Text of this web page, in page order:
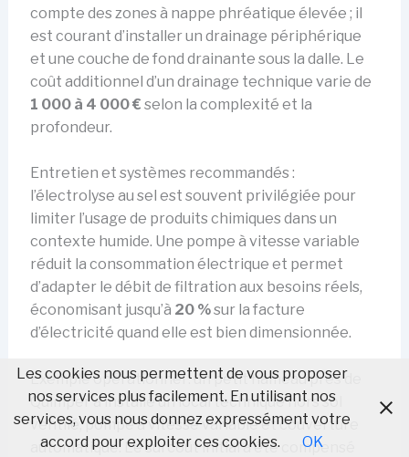
compte des zones à nappe phréatique élevée ; il
est courant d’installer un drainage périphérique
et une couche de fond drainante sous la dalle. Le
coût additionnel d’un drainage technique varie de
1 000 à 4 000 € selon la complexité et la
profondeur.
Entretien et systèmes recommandés :
l’électrolyse au sel est souvent privilégiée pour
limiter l’usage de produits chimiques dans un
contexte humide. Une pompe à vitesse variable
réduit la consommation électrique et permet
d’adapter le débit de filtration aux besoins réels,
économisant jusqu’à 20 %sur la facture
d’électricité quand elle est bien dimensionnée.
Exemple opérationnel : un petit hameau près de
Quimper a installé un local technique hors sol
ventilé, pompe à vitesse variable et couverture
automatique. Le surcoût initial a été compensé
Les cookies nous permettent de vous proposer
nos services plus facilement. En utilisant nos
services, vous nous donnez expressément votre
accord pour exploiter ces cookies.
OK